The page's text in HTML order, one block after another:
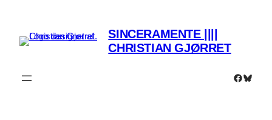
SINCERAMENTE ||||
CHRISTIAN GJØRRET